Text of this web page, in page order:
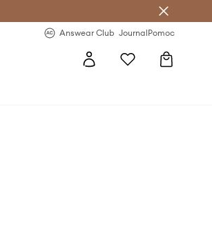
Answear Club JournalPomoc